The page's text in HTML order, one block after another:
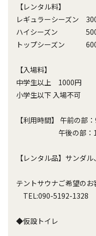
【レンタル料】
レギュラーシーズン
ハイシーズン
トップシーズン
【入場料】
中学生以上 1000円
小学生以下 入場不可
【利用時間】 午前の部
午後の部：
【レンタル品】サンダ
テントサウナご希望のお
TEL:090-5192-1328
◆仮設トイレ